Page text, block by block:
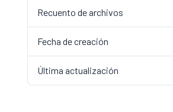
Recuento de archivos
Fecha de creación
Última actualización